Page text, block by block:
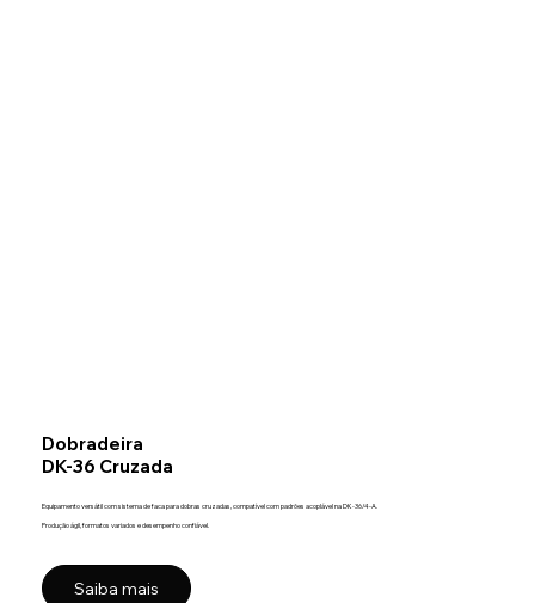
Dobradeira
DK-36 Cruzada
Equipamento versátil com sistema de faca para dobras cruzadas, compatível com padrões acoplável na DK-36/4-A.
Produção ágil, formatos variados e desempenho confiável.
Saiba mais